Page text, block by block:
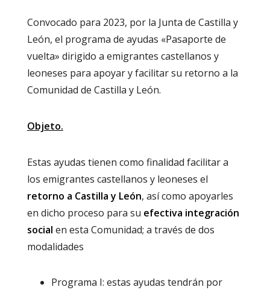
Convocado para 2023, por la Junta de Castilla y
León, el programa de ayudas «Pasaporte de
vuelta» dirigido a emigrantes castellanos y
leoneses para apoyar y facilitar su retorno a la
Comunidad de Castilla y León.
Objeto.
Estas ayudas tienen como finalidad facilitar a
los emigrantes castellanos y leoneses el
retorno a Castilla y León, así como apoyarles
en dicho proceso para su efectiva integración
social en esta Comunidad; a través de dos
modalidades
Programa I: estas ayudas tendrán por